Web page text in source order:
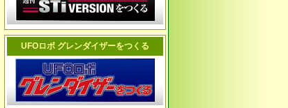
UFOロボ グレンダイザーをつくる